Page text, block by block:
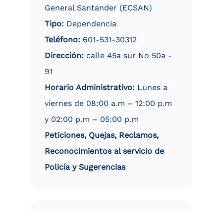
General Santander (ECSAN)
Tipo: Dependencia
Teléfono: 601-531-30312
Dirección: calle 45a sur No 50a -
91
Horario Administrativo: Lunes a
viernes de 08:00 a.m – 12:00 p.m
y 02:00 p.m – 05:00 p.m
Peticiones, Quejas, Reclamos,
Reconocimientos al servicio de
Policía y Sugerencias